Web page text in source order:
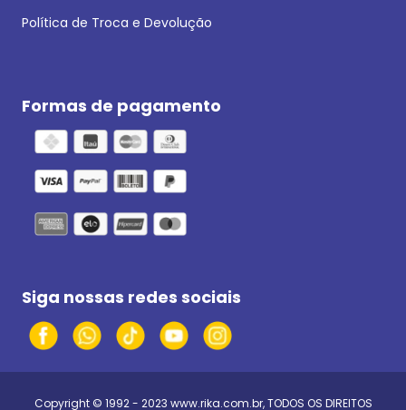
Política de Troca e Devolução
Formas de pagamento
Siga nossas redes sociais
Copyright © 1992 - 2023 www.rika.com.br, TODOS OS DIREITOS